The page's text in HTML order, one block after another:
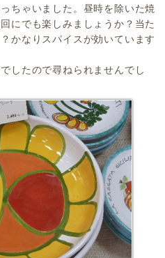
ちゃいました。昼時を除いた焼
にでも楽しみましょうか？当た
かなりスパイスが効いています
したので尋ねられませんでし